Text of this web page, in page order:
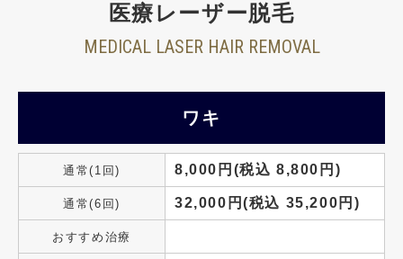
医療レーザー脱毛
MEDICAL LASER HAIR REMOVAL
ワキ
通常(1回) 8,000円(税込 8,800円)
通常(6回) 32,000円(税込 35,200円)
おすすめ治療